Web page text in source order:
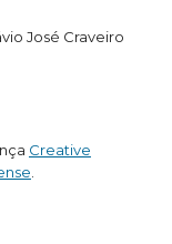
José Craveiro
Creative